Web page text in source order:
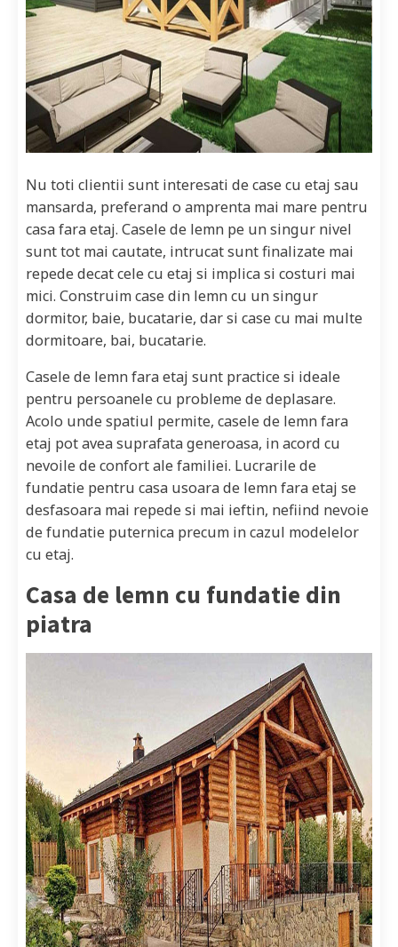
Nu toti clientii sunt interesati de case cu etaj sau
mansarda, preferand o amprenta mai mare pentru
casa fara etaj. Casele de lemn pe un singur nivel
sunt tot mai cautate, intrucat sunt finalizate mai
repede decat cele cu etaj si implica si costuri mai
mici. Construim case din lemn cu un singur
dormitor, baie, bucatarie, dar si case cu mai multe
dormitoare, bai, bucatarie.
Casele de lemn fara etaj sunt practice si ideale
pentru persoanele cu probleme de deplasare.
Acolo unde spatiul permite, casele de lemn fara
etaj pot avea suprafata generoasa, in acord cu
nevoile de confort ale familiei. Lucrarile de
fundatie pentru casa usoara de lemn fara etaj se
desfasoara mai repede si mai ieftin, nefiind nevoie
de fundatie puternica precum in cazul modelelor
cu etaj.
Casa de lemn cu fundatie din
piatra